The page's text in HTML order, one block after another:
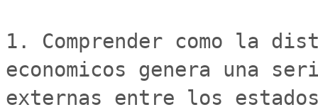
1. Comprender como la
economicos genera una
externas entre los